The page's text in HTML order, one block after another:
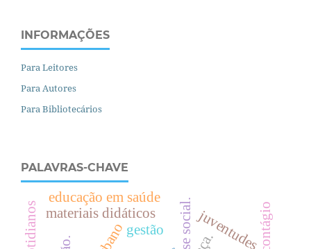
INFORMAÇÕES
Para Leitores
Para Autores
Para Bibliotecários
PALAVRAS-CHAVE
.
gestão juventudes
materiais didáticos contágio
educação em saúde